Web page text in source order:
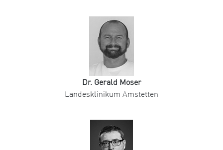
Dr. Gerald Moser
Landesklinikum Amstetten